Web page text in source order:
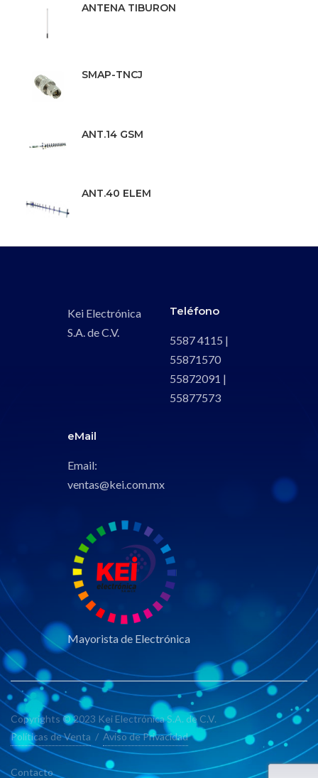
ANTENA TIBURON
SMAP-TNCJ
ANT.14 GSM
ANT.40 ELEM
Kei Electrónica
S.A. de C.V.
Teléfono
5587 4115 |
55871570
55872091 |
55877573
eMail
Email:
ventas@kei.com.mx
Mayorista de Electrónica
Copyrights © 2023 Kei Electrónica S.A. de C.V.
Políticas de Venta / Aviso de Privacidad
Contacto